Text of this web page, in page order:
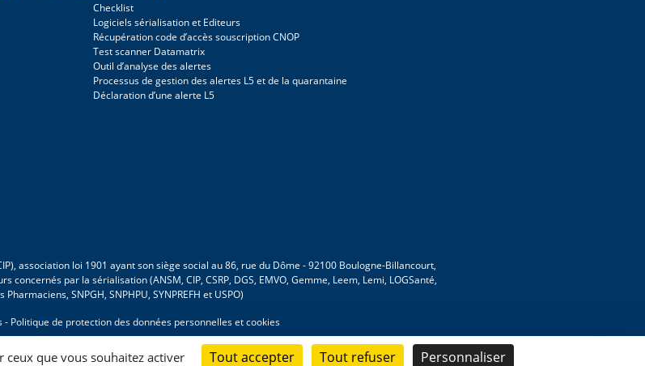
Checklist
Logiciels sérialisation et Editeurs
Récupération code d’accès souscription CNOP
Test scanner Datamatrix
Outil d’analyse des alertes
Processus de gestion des alertes L5 et de la quarantaine
Déclaration d’une alerte L5
association loi 1901 ayant son siège social au 86, rue du Dôme - 92100 Boulogne-Billancourt,
par la sérialisation (ANSM, CIP, CSRP, DGS, EMVO, Gemme, Leem, Lemi, LOGSanté,
Pharmaciens, SNPGH, SNPHPU, SYNPREFH et USPO)
- Politique de protection des données personnelles et cookies
ceux que vous souhaitez activer Tout accepter Tout refuser Personnaliser